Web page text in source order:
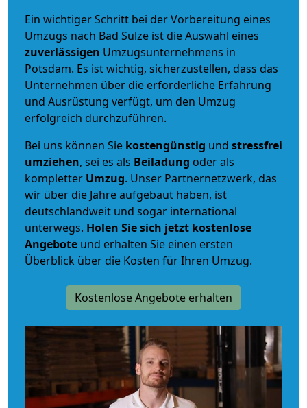
Ein wichtiger Schritt bei der Vorbereitung eines
Umzugs nach Bad Sülze ist die Auswahl eines
zuverlässigen Umzugsunternehmens in
Potsdam. Es ist wichtig, sicherzustellen, dass das
Unternehmen über die erforderliche Erfahrung
und Ausrüstung verfügt, um den Umzug
erfolgreich durchzuführen.
Bei uns können Sie kostengünstig und stressfrei
umziehen, sei es als Beiladung oder als
kompletter Umzug. Unser Partnernetzwerk, das
wir über die Jahre aufgebaut haben, ist
deutschlandweit und sogar international
unterwegs. Holen Sie sich jetzt kostenlose
Angebote und erhalten Sie einen ersten
Überblick über die Kosten für Ihren Umzug.
Kostenlose Angebote erhalten